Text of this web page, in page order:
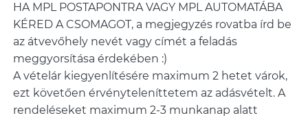
HA MPL POSTAPONTRA VAGY MPL AUTOMATÁBA
KÉRED A CSOMAGOT, a megjegyzés rovatba írd be
az átvevőhely nevét vagy címét a feladás
meggyorsítása érdekében :)
A vételár kiegyenlítésére maximum 2 hetet várok,
ezt követően érvényteleníttetem az adásvételt. A
rendeléseket maximum 2-3 munkanap alatt